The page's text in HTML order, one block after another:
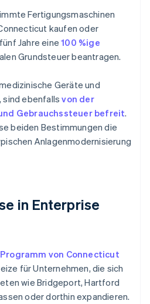
Fertigungsmaschinen
kaufen oder
Jahre eine100 %ige
Grundsteuer beantragen.
Geräte und
sind ebenfallsvon der
Gebrauchssteuer befreit.
beiden Bestimmungen die
Anlagenmodernisierung
in Enterprise
von Connecticut
für Unternehmen, die sich
wie Bridgeport, Hartford
oder dorthin expandieren.